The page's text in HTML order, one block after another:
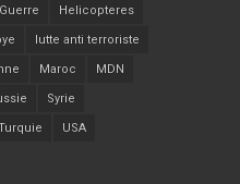
Guerre Helicopteres
lutte anti terroriste
Maroc MDN
Syrie
USA